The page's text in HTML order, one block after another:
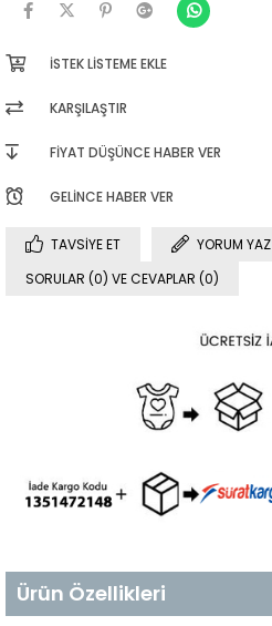
İSTEK LISTEME EKLE
KARŞILAŞTIR
FIYAT DÜŞÜNCE HABER VER
GELINCE HABER VER
TAVSIYE ET
YORUM YAZ
SORULAR (0) VE CEVAPLAR (0)
Ürün Özellikleri